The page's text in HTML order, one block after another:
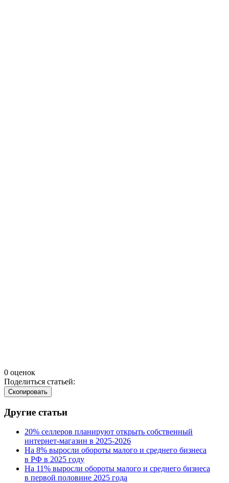
0 оценок
Поделиться статьей:
Cкопировать
Другие статьи
20% селлеров планируют открыть собственный
интернет-магазин в 2025‑2026
На 8% выросли обороты малого и среднего бизнеса
в РФ в 2025 году
На 11% выросли обороты малого и среднего бизнеса
в первой половине 2025 года